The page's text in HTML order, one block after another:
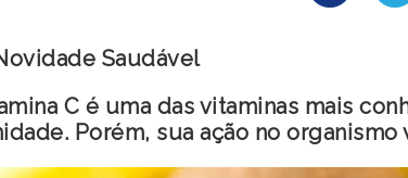
Saudável
C é uma das vitaminas mais
Porém, sua ação no organismo